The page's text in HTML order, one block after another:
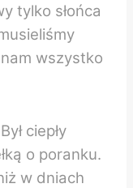
tylko słońca
wszystko
ciepły
o poranku.
w dniach